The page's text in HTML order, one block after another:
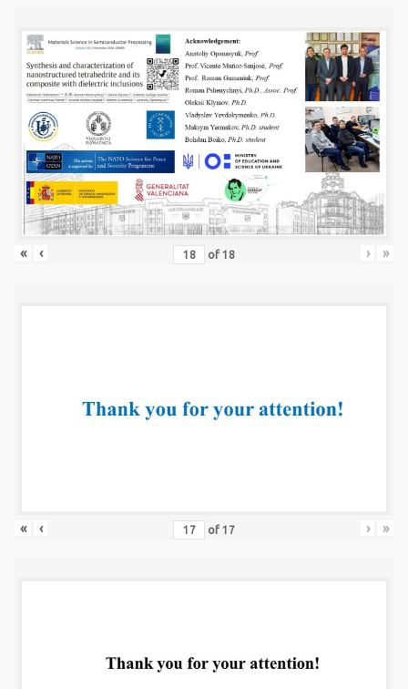
« ‹ of 18 › »
« ‹ of 17 › »